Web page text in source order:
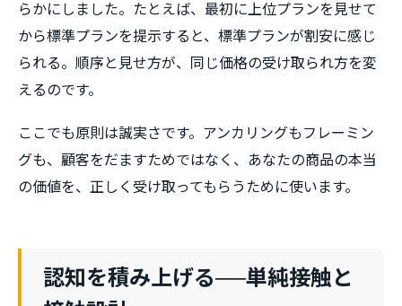
らかにしました。たとえば、最初に上位プランを見せて
から標準プランを提示すると、標準プランが割安に感じ
られる。順序と見せ方が、同じ価格の受け取られ方を変
えるのです。
ここでも原則は誠実さです。アンカリングもフレーミン
グも、顧客をだますためではなく、あなたの商品の本当
の価値を、正しく受け取ってもらうために使います。
認知を積み上げる──単純接触と